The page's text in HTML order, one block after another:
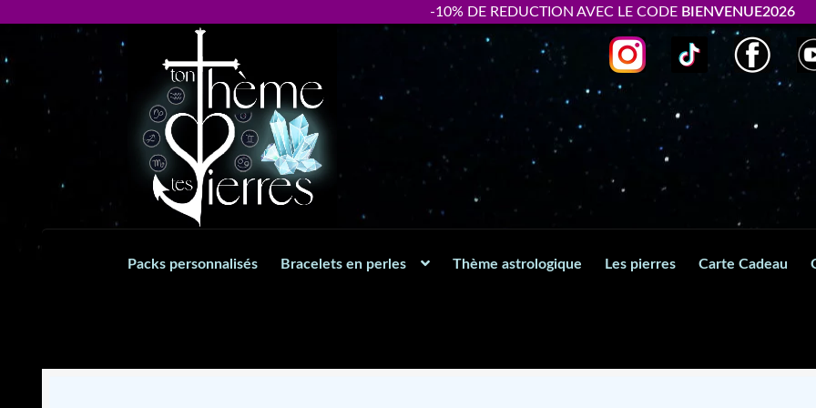
-10% DE REDUCTION AVEC LE CODE BIENVENUE2026
navigation
contenu
Packs personnalisés Bracelets en perles Thème astrologique Les pierres Carte Cadeau